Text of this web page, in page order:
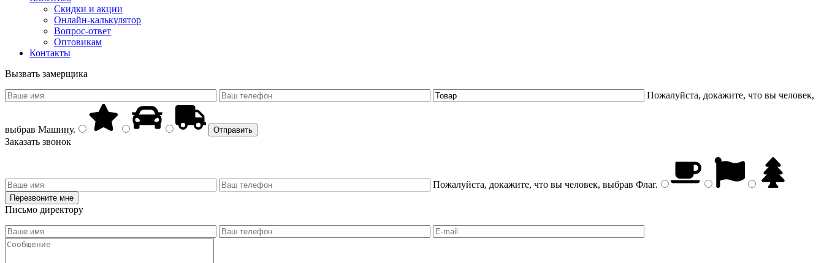
Скидки и акции
Онлайн-калькулятор
Вопрос-ответ
Оптовикам
Контакты
Вызвать замерщика
Пожалуйста, докажите, что вы человек,
выбрав Машину.
Заказать звонок
Пожалуйста, докажите, что вы человек, выбрав Флаг.
Письмо директору